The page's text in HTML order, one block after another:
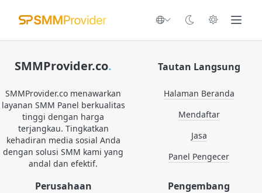
SMMProvider.co.
SMMProvider.co menawarkan
layanan SMM Panel berkualitas
tinggi dengan harga
terjangkau. Tingkatkan
kehadiran media sosial Anda
dengan solusi SMM kami yang
andal dan efektif.
Tautan Langsung
Halaman Beranda
Mendaftar
Jasa
Panel Pengecer
Perusahaan Pengembang